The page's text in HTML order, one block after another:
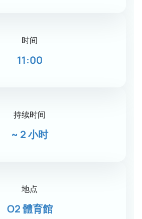
时间
11:00
持续时间
~ 2 小时
地点
O2 體育館